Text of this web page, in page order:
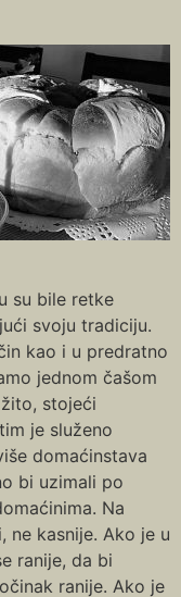
su bile retke
svoju tradiciju.
kao i u predratno
jednom čašom
stojeći
je služeno
domaćinstava
bi uzimali po
Na
ne kasnije. Ako je u
ranije, da bi
ranije. Ako je